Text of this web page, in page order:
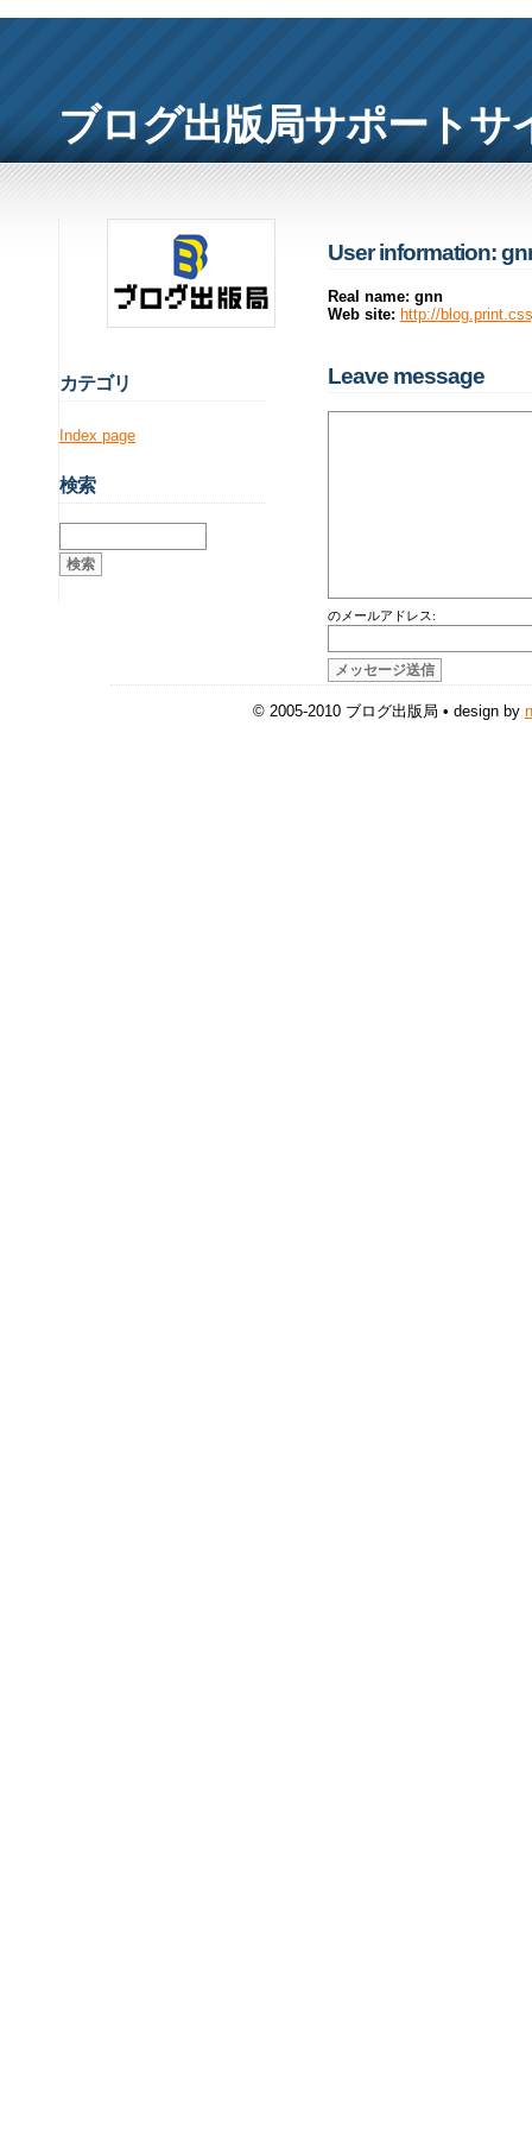
ブログ出版局サポートサ
User information:
Real name: gnn
Web site: http://
Leave message
のメールアドレス:
カテゴリ
Index page
検索
© 2005-2010 ブログ出版局 • design by